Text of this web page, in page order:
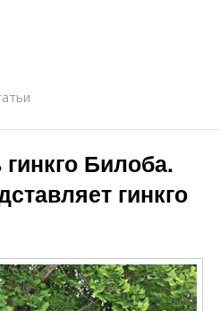
Билоба.
гинкго